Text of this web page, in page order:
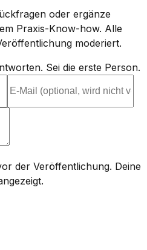
oder ergänze
Praxis-Know-how. Alle
moderiert.
Sei die erste Person.
der Veröffentlichung. Deine